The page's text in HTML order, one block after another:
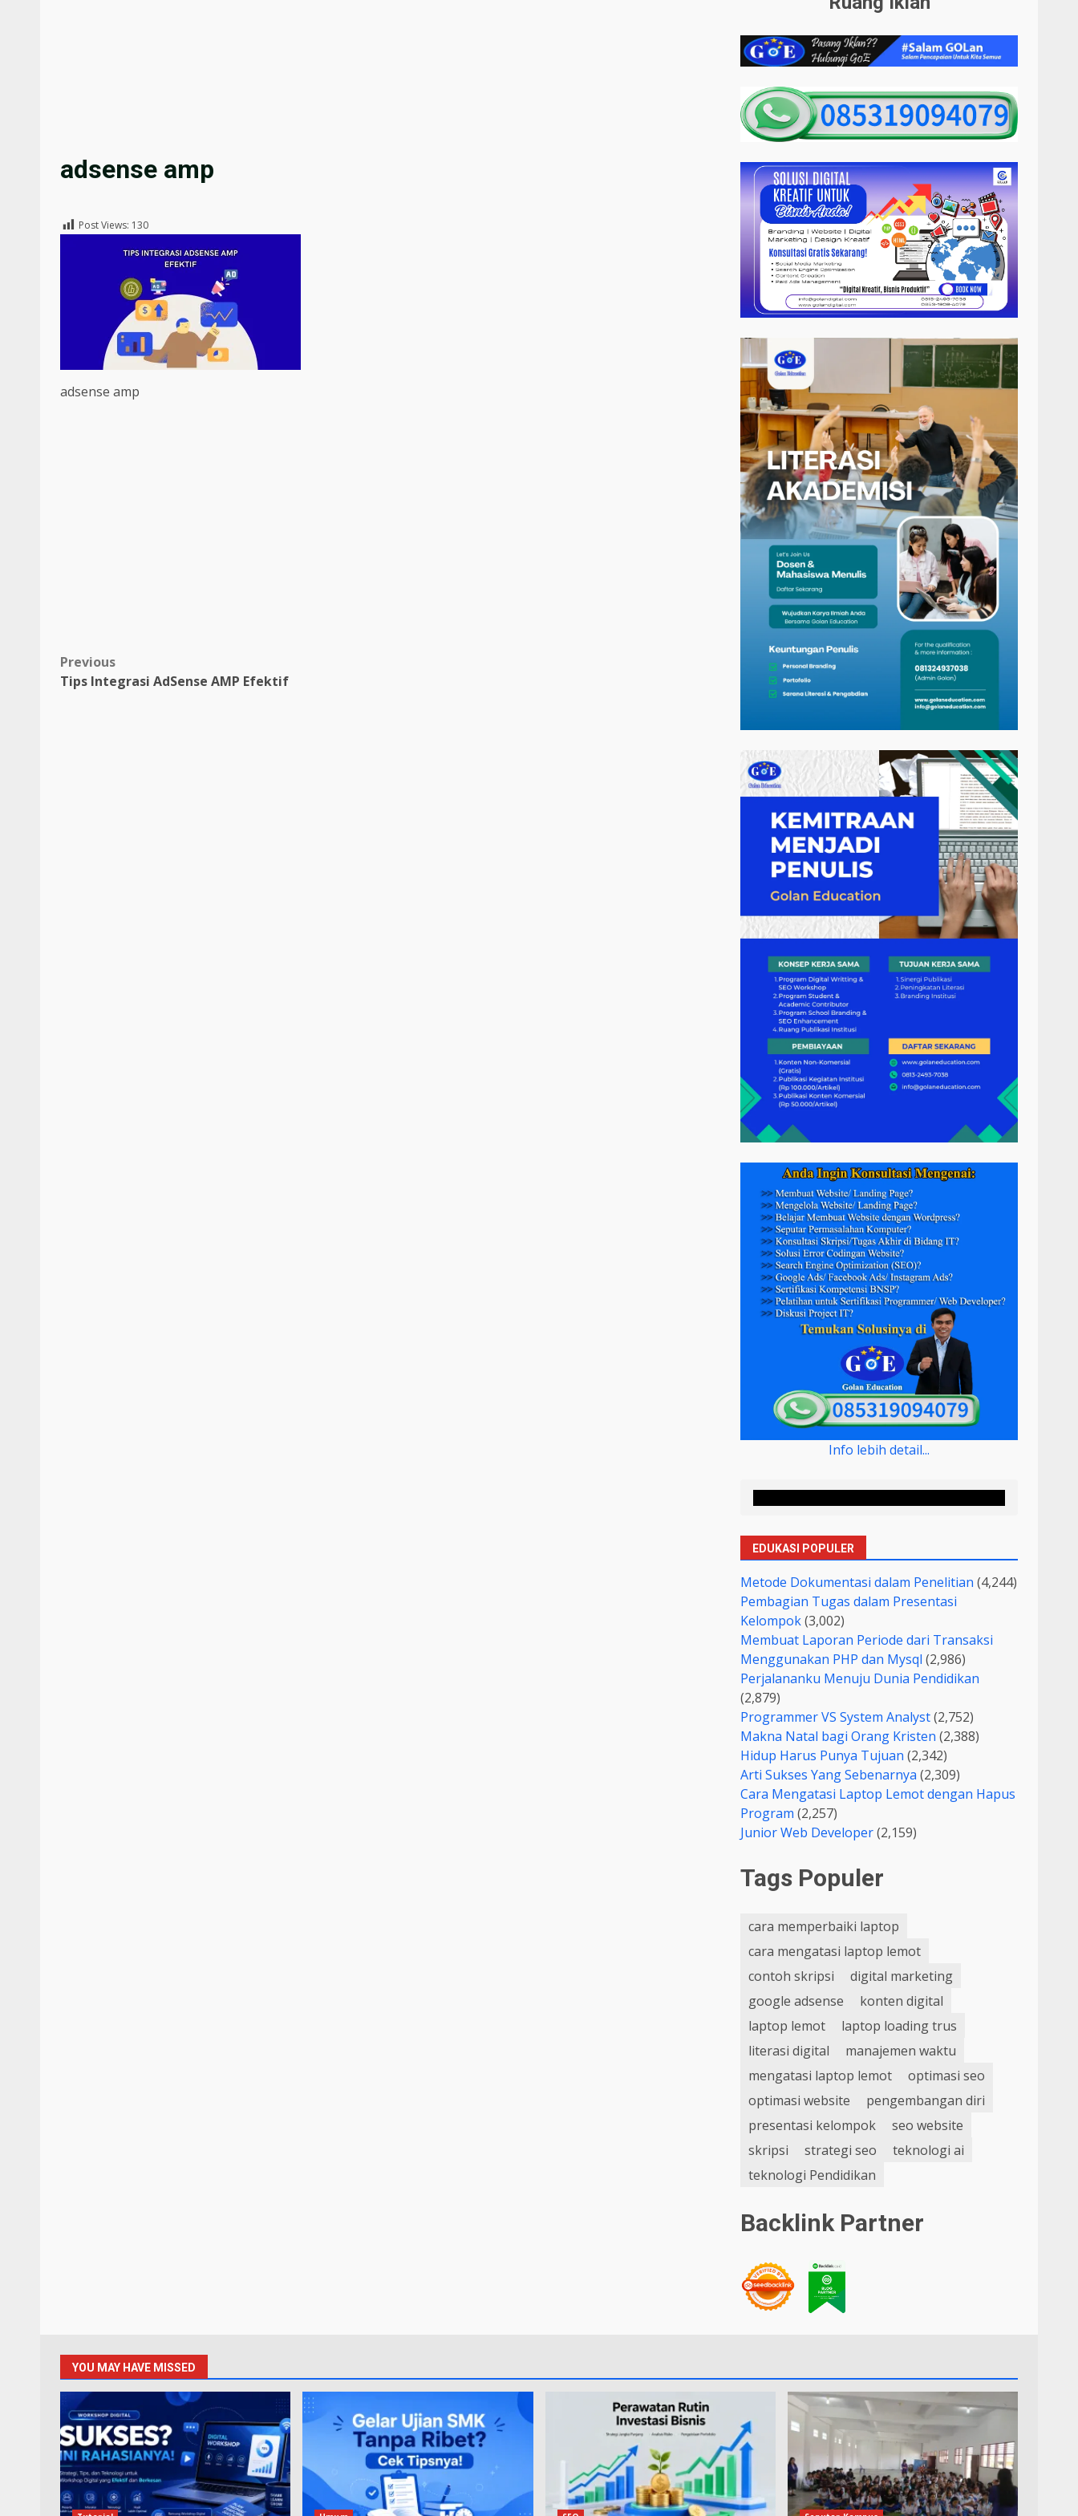
adsense amp
Post Views: 130
adsense amp
Post
navigation
Previous
Tips Integrasi AdSense AMP Efektif
Info lebih detail...
EDUKASI POPULER
Metode Dokumentasi dalam Penelitian (4,244)
Pembagian Tugas dalam Presentasi
Kelompok(3,002)
Membuat Laporan Periode dari Transaksi
Menggunakan PHP dan Mysql (2,986)
Perjalananku Menuju Dunia Pendidikan
(2,879)
Programmer VS System Analyst(2,752)
Makna Natal bagi Orang Kristen (2,388)
Hidup Harus Punya Tujuan (2,342)
Arti Sukses Yang Sebenarnya (2,309)
Cara Mengatasi Laptop Lemot dengan Hapus
Program (2,257)
Junior Web Developer(2,159)
Tags Populer
cara memperbaiki laptop
cara mengatasi laptop lemot
contoh skripsi
digital marketing
google adsense
konten digital
laptop lemot
laptop loading trus
literasi digital
manajemen waktu
mengatasi laptop lemot
optimasi seo
optimasi website
pengembangan diri
presentasi kelompok
seo website
skripsi
strategi seo
teknologi ai
teknologi Pendidikan
Backlink Partner
YOU MAY HAVE MISSED